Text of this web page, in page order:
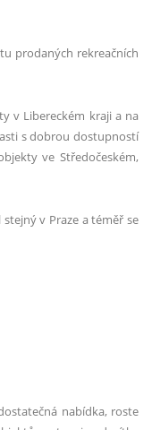
prodaných rekreačních
v Libereckém kraji a na
s dobrou dostupností
ve Středočeském,
v Praze a téměř se
nabídka, roste